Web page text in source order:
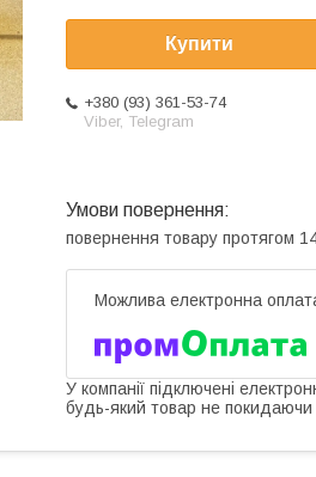
Купити
+380 (93) 361-53-74
Viber, Telegram
повернення товару протягом
У компанії підключені
будь-який товар не покидаючи